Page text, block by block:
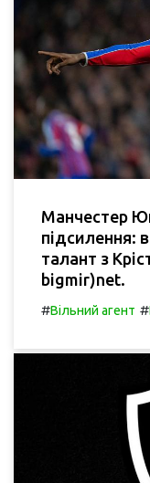
Манчестер
підсилення:
талант з
bigmir)net.
#Вільний агент #